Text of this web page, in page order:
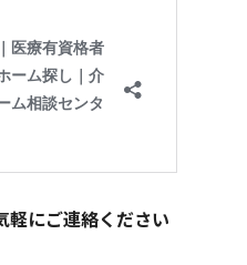
にご連絡ください